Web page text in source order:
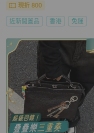
現折 800
近新閒置品 香港 免運